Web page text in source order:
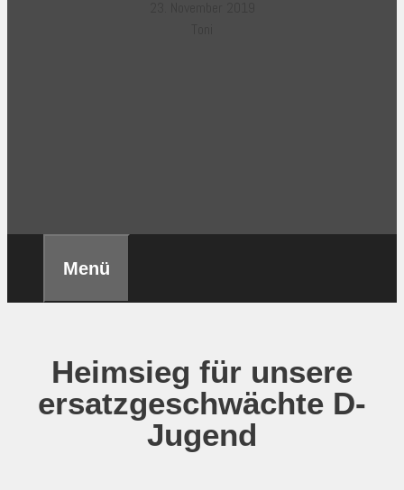
Menü
Heimsieg für unsere
ersatzgeschwächte D-
Jugend